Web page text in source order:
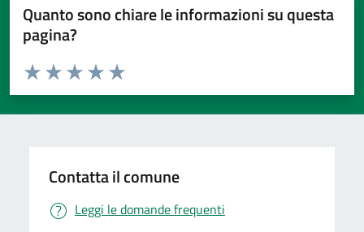
Quanto sono chiare le informazioni su questa
pagina?
Valuta da 1 a 5 stelle la pagina
Valuta 5 stelle su 5
Valuta 4 stelle su 5
Valuta 3 stelle su 5
Valuta 2 stelle su 5
Valuta 1 stelle su 5
Contatta il comune
Leggi le domande frequenti